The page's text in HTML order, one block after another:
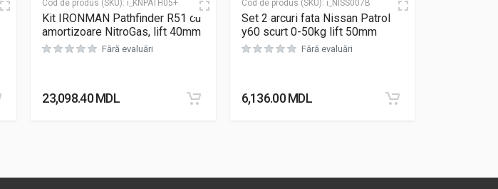
Cod de produs (SKU): i_KNPATH05+
Kit IRONMAN Pathfinder R51 cu
amortizoare NitroGas, lift 40mm
Fără evaluări
23,098.40MDL
Cod de produs (SKU): i_NISS007B
Set 2 arcuri fata Nissan Patrol
y60 scurt 0-50kg lift 50mm
Fără evaluări
6,136.00MDL